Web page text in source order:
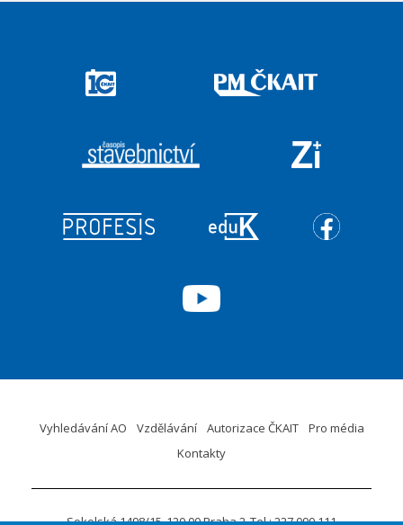
Vyhledávání AO Vzdělávání Autorizace ČKAIT
Pro média
Kontakty
Sokolská 1498/15 120 00 Praha 2 Tel.: 227 090 111